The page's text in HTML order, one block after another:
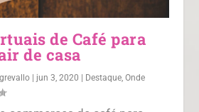
de Café para
de casa
| jun 3, 2020 | Destaque ,Onde